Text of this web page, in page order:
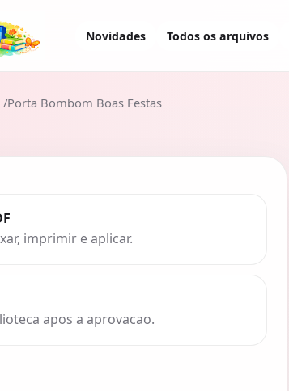
Novidades Todos os arquivos
Porta Bombom Boas Festas
imprimir e aplicar.
apos a aprovacao.